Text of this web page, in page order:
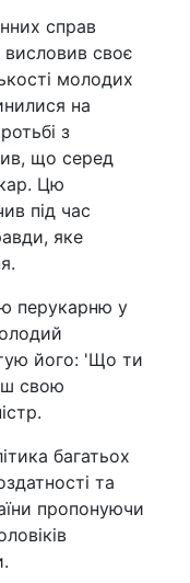
справ
своє
молодих
на
з
що серед
Цю
під час
яке
перукарню у
його: 'Що ти
свою
багатьох
та
пропонуючи